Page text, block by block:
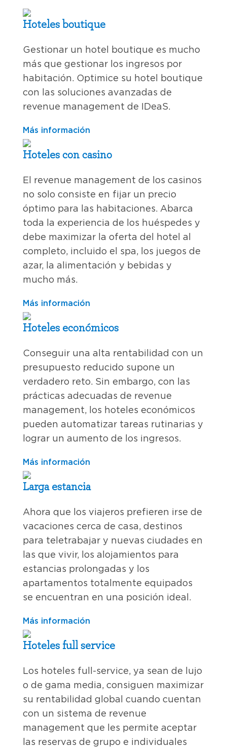
Hoteles boutique
Gestionar un hotel boutique es mucho
más que gestionar los ingresos por
habitación. Optimice su hotel boutique
con las soluciones avanzadas de
revenue management de IDeaS.
Más información
Hoteles con casino
El revenue management de los casinos
no solo consiste en fijar un precio
óptimo para las habitaciones. Abarca
toda la experiencia de los huéspedes y
debe maximizar la oferta del hotel al
completo, incluido el spa, los juegos de
azar, la alimentación y bebidas y
mucho más.
Más información
Hoteles económicos
Conseguir una alta rentabilidad con un
presupuesto reducido supone un
verdadero reto. Sin embargo, con las
prácticas adecuadas de revenue
management, los hoteles económicos
pueden automatizar tareas rutinarias y
lograr un aumento de los ingresos.
Más información
Larga estancia
Ahora que los viajeros prefieren irse de
vacaciones cerca de casa, destinos
para teletrabajar y nuevas ciudades en
las que vivir, los alojamientos para
estancias prolongadas y los
apartamentos totalmente equipados
se encuentran en una posición ideal.
Más información
Hoteles full service
Los hoteles full-service, ya sean de lujo
o de gama media, consiguen maximizar
su rentabilidad global cuando cuentan
con un sistema de revenue
management que les permite aceptar
las reservas de grupo e individuales